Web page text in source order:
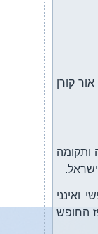
קורן
ותקומה
ואינני
החופש